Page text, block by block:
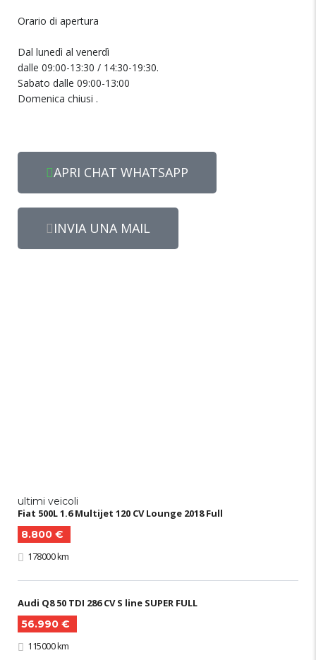
Orario di apertura
Dal lunedì al venerdì
dalle 09:00-13:30 / 14:30-19:30.
Sabato dalle 09:00-13:00
Domenica chiusi .
APRI CHAT WHATSAPP
INVIA UNA MAIL
ultimi veicoli
Fiat 500L 1.6 Multijet 120 CV Lounge 2018 Full
8.800 €
178000 km
Audi Q8 50 TDI 286 CV S line SUPER FULL
56.990 €
115000 km